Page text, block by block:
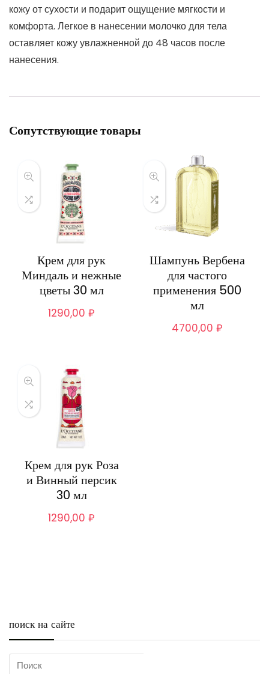
кожу от сухости и подарит ощущение мягкости и
комфорта. Легкое в нанесении молочко для тела
оставляет кожу увлажненной до 48 часов после
нанесения.
Сопутствующие товары
Крем для рук
Миндаль и нежные
цветы 30 мл
1290,00₽
Шампунь Вербена
для частого
применения 500
мл
4700,00 ₽
Крем для рук Роза
и Винный персик
30 мл
1290,00₽
поиск на сайте